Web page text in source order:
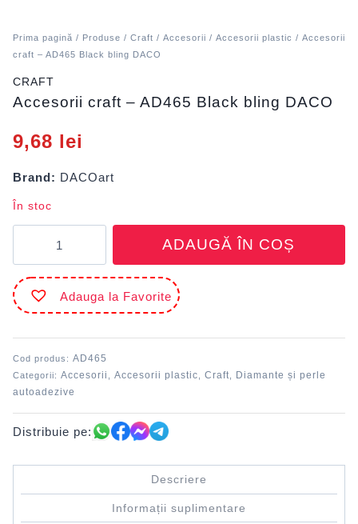
Prima pagină / Produse / Craft / Accesorii / Accesorii plastic / Accesorii
craft – AD465 Black bling DACO
CRAFT
Accesorii craft – AD465 Black bling DACO
9,68 lei
Brand: DACOart
În stoc
Accesorii
craft
-
AD465
Black
ADAUGĂ ÎN COȘ
Adauga la Favorite
Cod produs: AD465
Categorii: Accesorii , Accesorii plastic, Craft,
Diamante și perle
autoadezive
Distribuie pe:
Descriere
Informații suplimentare